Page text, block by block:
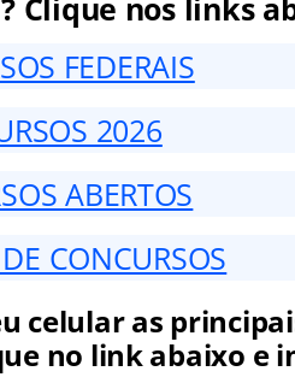
Clique nos links
FEDERAIS
2026
ABERTOS
CONCURSOS
celular as
no link abaixo e